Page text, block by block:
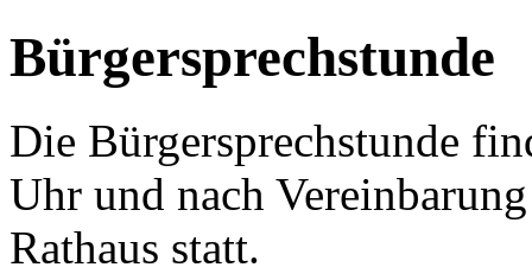
Bürgersprechstunde
Die Bürgersprechstunde
Uhr und nach
Rathaus statt.